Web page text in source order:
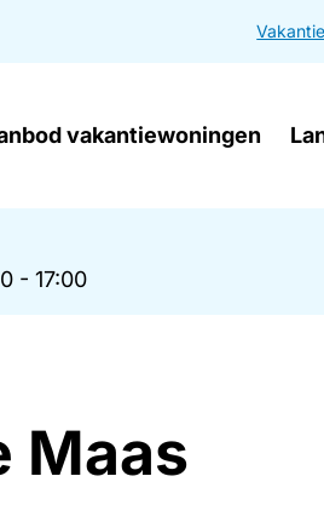
vakantiewoningen
- 17:00
Maas